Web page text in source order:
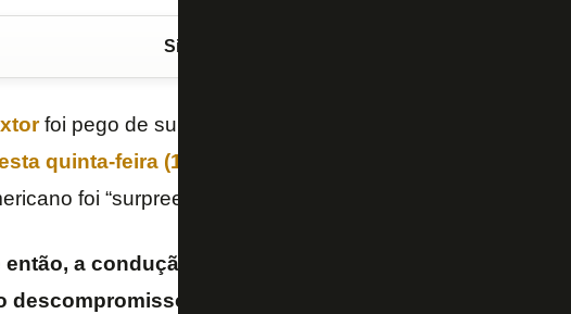
Siga o FogãoNET
foi pego de surpresa com as críticas que recebeu do
quinta-feira (14/5)
foi “surpreendido” com o tom.
então, a condução adotada pela
descompromisso com a estabilidade financeira e